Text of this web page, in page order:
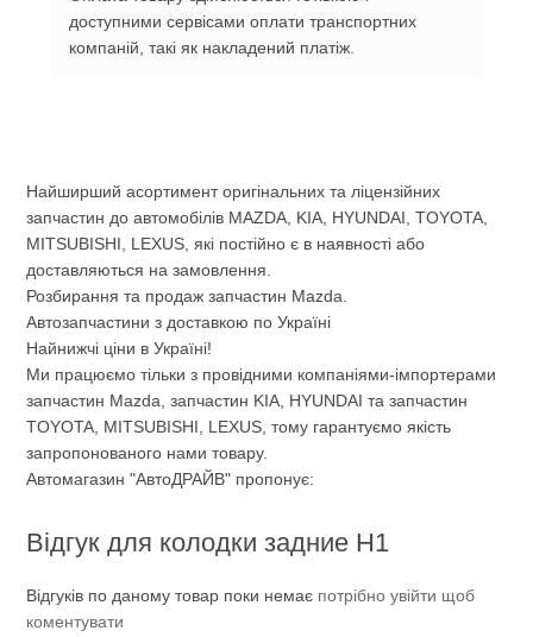
доступними сервісами оплати транспортних
компаній, такі як накладений платіж.
Найширший асортимент оригінальних та ліцензійних
запчастин до автомобілів MAZDA, KIA, HYUNDAI, TOYOTA,
MITSUBISHI, LEXUS, які постійно є в наявності або
доставляються на замовлення.
Розбирання та продаж запчастин Mazda.
Автозапчастини з доставкою по Україні
Найнижчі ціни в Україні!
Ми працюємо тільки з провідними компаніями-імпортерами
запчастин Mazda, запчастин KIA, HYUNDAI та запчастин
TOYOTA, MITSUBISHI, LEXUS, тому гарантуємо якість
запропонованого нами товару.
Автомагазин "АвтоДРАЙВ" пропонує:
Відгук для колодки задние H1
Відгуків по даному товар поки немає потрібно увійти щоб
коментувати